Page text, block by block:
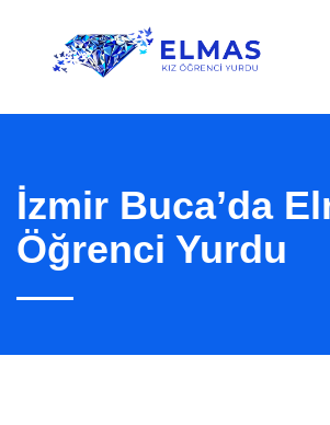
İzmir Buca’da
Öğrenci Yurdu